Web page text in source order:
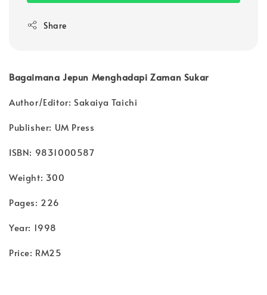
Share
Bagaimana Jepun Menghadapi Zaman Sukar
Author/Editor: Sakaiya Taichi
Publisher: UM Press
ISBN: 9831000587
Weight: 300
Pages: 226
Year: 1998
Price: RM25